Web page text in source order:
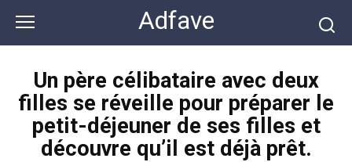
контенту
Adfave
Un père célibataire avec deux
filles se réveille pour préparer le
petit-déjeuner de ses filles et
découvre qu’il est déjà prêt.